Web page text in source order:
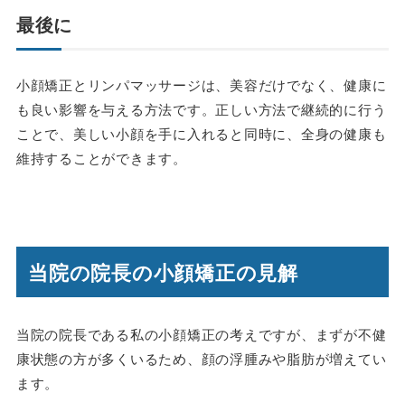
最後に
小顔矯正とリンパマッサージは、美容だけでなく、健康に
も良い影響を与える方法です。正しい方法で継続的に行う
ことで、美しい小顔を手に入れると同時に、全身の健康も
維持することができます。
当院の院長の小顔矯正の見解
当院の院長である私の小顔矯正の考えですが、まずが不健
康状態の方が多くいるため、顔の浮腫みや脂肪が増えてい
ます。